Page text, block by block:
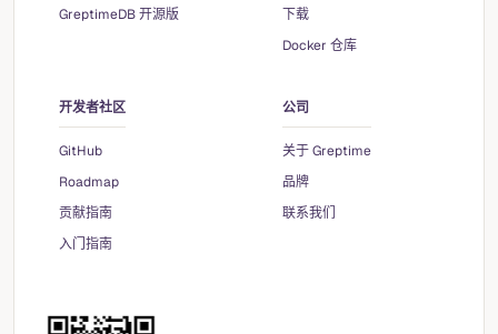
GreptimeDB 开源版
下载
Docker 仓库
开发者社区
GitHub
Roadmap
贡献指南
入门指南
公司
关于 Greptime
品牌
联系我们